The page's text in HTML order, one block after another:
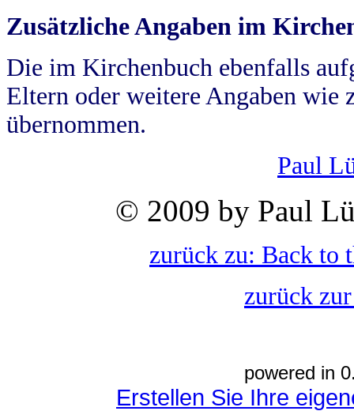
Zusätzliche Angaben im
Die im Kirchenbuch ebenfalls
Eltern oder weitere Angaben wie
übernommen.
Paul
© 2009 by Paul
zurück zu: Back to
zurück
powered in
Erstellen Sie Ihre